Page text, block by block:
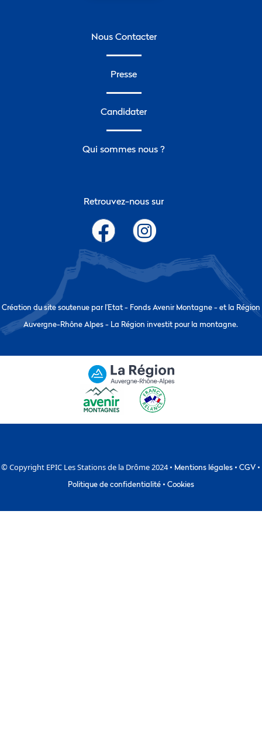
Retrouvez-nous sur
Nous Contacter
Presse
Candidater
Qui sommes nous ?
Création du site soutenue par l’Etat - Fonds Avenir Montagne - et la Région
Auvergne-Rhône Alpes - La Région investit pour la montagne.
© Copyright EPIC Les Stations de la Drôme 2024 • Mentions légales •CGV •
Politique de confidentialité • Cookies